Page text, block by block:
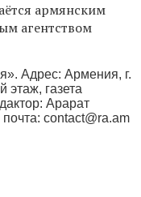
армянским
агентством
Адрес: Армения, г.
этаж, газета
Арарат
contact@ra.am